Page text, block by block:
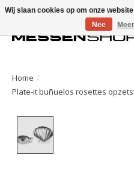
Home /
Plate-it buñuelos rosettes
Wij slaan cookies op om onze
Nee